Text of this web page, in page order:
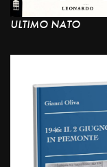
ULTIMO NATO